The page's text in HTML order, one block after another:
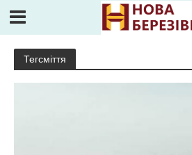
Тегсміття